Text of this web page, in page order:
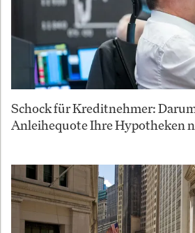
Schock für Kreditnehmer:
Anleihequote Ihre Hypotheken